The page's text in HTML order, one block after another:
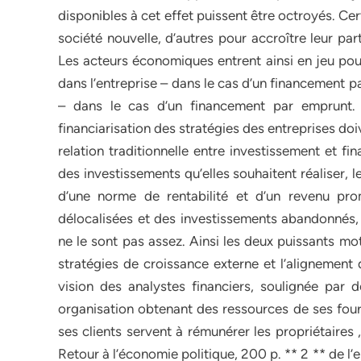
disponibles à cet effet puissent être octroyés.
société nouvelle, d’autres pour accroître leur
Les acteurs économiques entrent ainsi en jeu
dans l’entreprise – dans le cas d’un
– dans le cas d’un financement par
financiarisation des stratégies des entreprises
relation traditionnelle entre investissement et
des investissements qu’elles souhaitent
d’une norme de rentabilité et d’un revenu
délocalisées et des investissements
ne le sont pas assez. Ainsi les deux puissants
stratégies de croissance externe et
vision des analystes financiers, soulignée par
organisation obtenant des ressources de ses
ses clients servent à rémunérer les propriétaires
Retour à l’économie politique, 200 p. ** 2 ** de